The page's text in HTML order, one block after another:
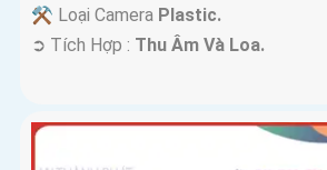
⚒ Loại Camera Plastic.
️➲ Tích Hợp : Thu Âm Và Loa.